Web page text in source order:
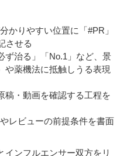
かりやすい位置に「#PR」
させる
ず治る」「No.1」など、景
や薬機法に抵触しうる表現
稿・動画を確認する工程を
レビューの前提条件を書面
インフルエンサー双方をリ